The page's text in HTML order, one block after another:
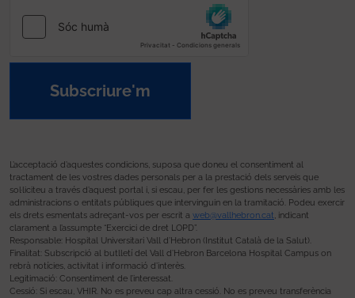
Subscriure'm
L’acceptació d’aquestes condicions, suposa que doneu el consentiment al
tractament de les vostres dades personals per a la prestació dels serveis que
sol·liciteu a través d’aquest portal i, si escau, per fer les gestions necessàries amb les
administracions o entitats públiques que intervinguin en la tramitació. Podeu exercir
els drets esmentats adreçant-vos per escrit a web@vallhebron.cat, indicant
clarament a l’assumpte “Exercici de dret LOPD”.
Responsable: Hospital Universitari Vall d’Hebron (Institut Català de la Salut).
Finalitat: Subscripció al butlletí del Vall d’Hebron Barcelona Hospital Campus on
rebrà notícies, activitat i informació d’interès.
Legitimació: Consentiment de l’interessat.
Cessió: Si escau, VHIR. No es preveu cap altra cessió. No es preveu transferència